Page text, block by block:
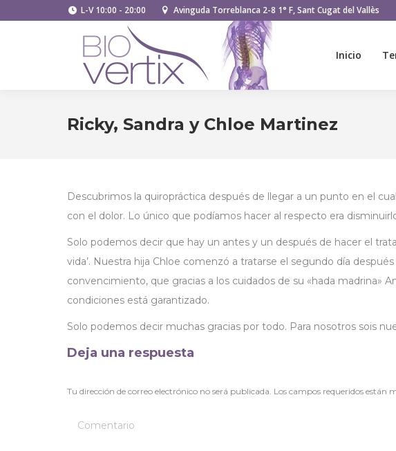
L-V 10:00 - 20:00 Avinguda Torreblanca 2-8 1° F, Sant Cugat del Vallès
Inicio
Ricky, Sandra y Chloe Martinez
Descubrimos la quiropráctica después de llegar a un punto en el
con el dolor. Lo único que podíamos hacer al respecto era
Solo podemos decir que hay un antes y un después de hacer el
vida’. Nuestra hija Chloe comenzó a tratarse el segundo día
convencimiento, que gracias a los cuidados de su «hada madrina»
condiciones está garantizado.
Solo podemos decir muchas gracias por todo. Para nosotros sois
Deja una respuesta
Tu dirección de correo electrónico no será publicada. Los campos requeridos están
Comentario